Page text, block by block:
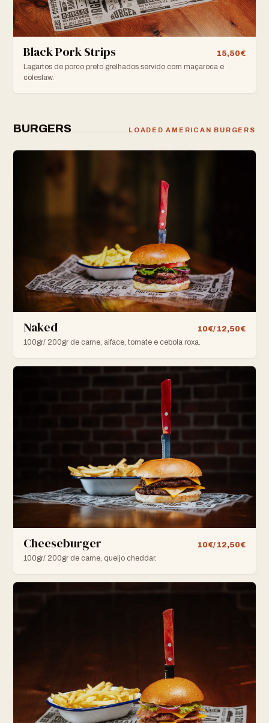
Black Pork Strips
15,50€
Lagartos de porco preto grelhados servido com maçaroca e
coleslaw.
BURGERS LOADED AMERICAN BURGERS
Naked
10€/ 12,50€
100gr/ 200gr de carne, alface, tomate e cebola roxa.
Cheeseburger
10€/ 12,50€
100gr/ 200gr de carne, queijo cheddar.